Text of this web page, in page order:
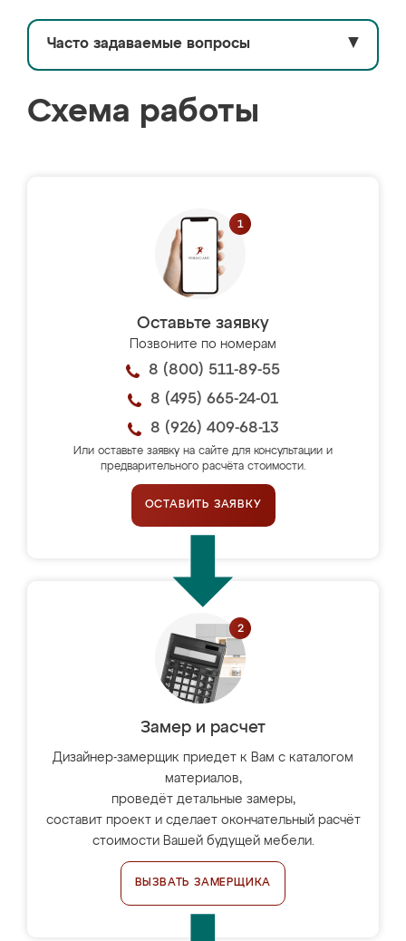
Часто задаваемые вопросы ▼
Схема работы
Оставьте заявку
Позвоните по номерам
8 (800) 511-89-55
8 (495) 665-24-01
8 (926) 409-68-13
Или оставьте заявку на сайте для консультации и
предварительного расчёта стоимости.
ОСТАВИТЬ ЗАЯВКУ
Замер и расчет
Дизайнер-замерщик приедет к Вам с каталогом
материалов,
проведёт детальные замеры,
составит проект и сделает окончательный расчёт
стоимости Вашей будущей мебели.
ВЫЗВАТЬ ЗАМЕРЩИКА